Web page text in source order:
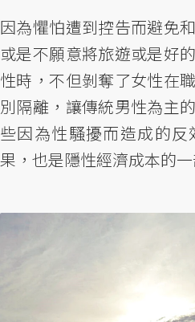
因為懼怕遭到控告而避免
或是不願意將旅遊或是好
性時，不但剝奪了女性在
別隔離，讓傳統男性為主
些因為性騷擾而造成的
果，也是隱性經濟成本的一